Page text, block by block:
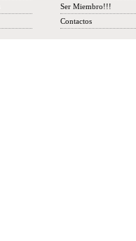
Ser Miembro!!!
Contactos